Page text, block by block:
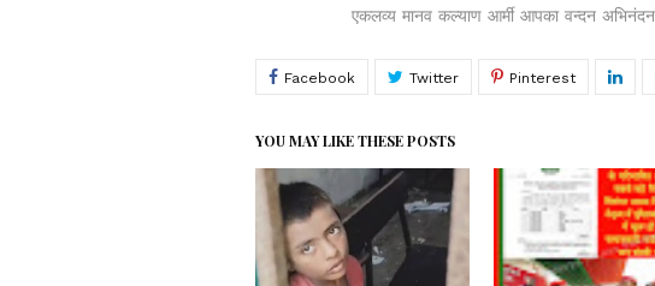
एकलव्य मानव कल्याण आर्मी आपका वन्दन अभिनंदन
YOU MAY LIKE THESE POSTS